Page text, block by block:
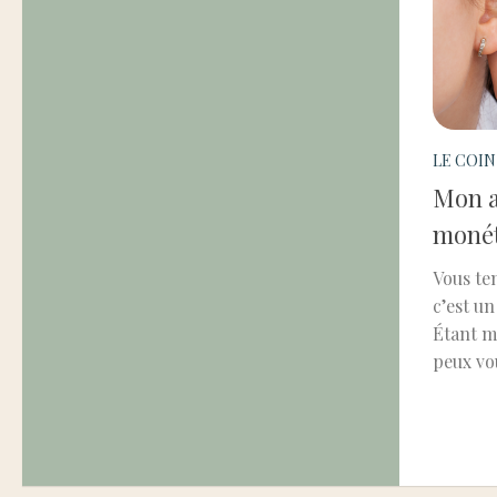
LE
Mon
Vous
c’est
Étant
peux